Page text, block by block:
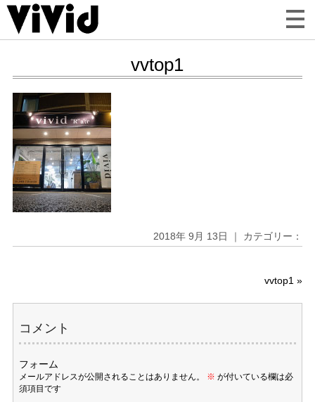
vvtop1
2018年 9月 13日 ｜ カテゴリー：
vvtop1 »
コメント
フォーム
メールアドレスが公開されることはありません。 ※ が付いている欄は必
須項目です